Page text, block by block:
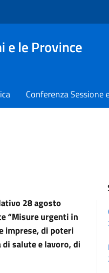
e le Province
Conferenza Sessione
28 agosto
“Misure urgenti in
imprese, di poteri
salute e lavoro, di